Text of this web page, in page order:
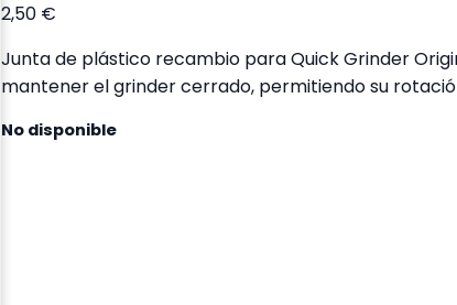
2,50 €
Junta de plástico recambio para Quick Grinder
mantener el grinder cerrado, permitiendo su
No disponible